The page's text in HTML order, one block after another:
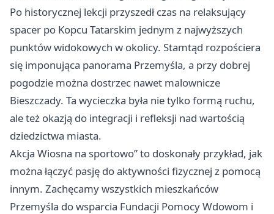
Po historycznej lekcji przyszedł czas na relaksujący
spacer po Kopcu Tatarskim jednym z najwyższych
punktów widokowych w okolicy. Stamtąd rozpościera
się imponująca panorama Przemyśla, a przy dobrej
pogodzie można dostrzec nawet malownicze
Bieszczady. Ta wycieczka była nie tylko formą ruchu,
ale też okazją do integracji i refleksji nad wartością
dziedzictwa miasta.
Akcja Wiosna na sportowo” to doskonały przykład, jak
można łączyć pasję do aktywności fizycznej z pomocą
innym. Zachęcamy wszystkich mieszkańców
Przemyśla do wsparcia Fundacji Pomocy Wdowom i